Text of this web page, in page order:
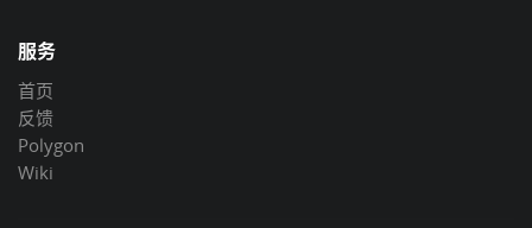
服务
首页
反馈
Polygon
Wiki